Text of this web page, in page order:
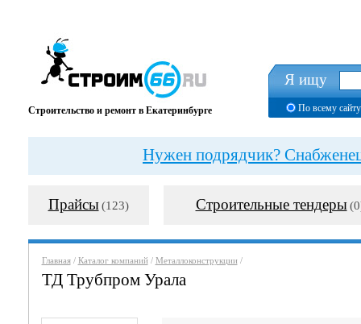
Строительство и ремонт в Екатеринбурге
Я ищу
По всему сайту
Нужен подрядчик?
Прайсы (123) Строительные тендеры
Главная/ Каталог компаний/ Металлоконструкции/
ТД Трубпром Урала